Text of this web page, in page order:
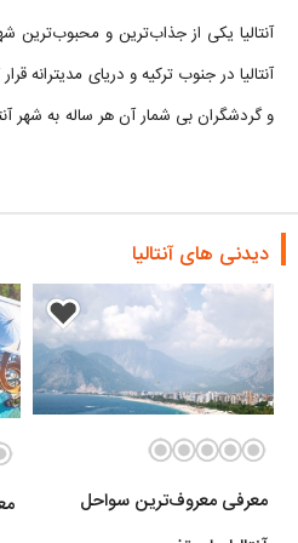
آنتالیا یکی از جذاب‌ترین و
آنتالیا در جنوب ترکیه و دریای مدیترانه
و گردشگران بی شمار آن هر ساله به شهر
مدیترانه‌اش شناخته می‌شود. آنتالیا
است. ولی زمستان‌های آنتالیا به دلیل
می‌رسد، دمای معتدل‌تری دارد. به همین
است که در فصل‌های گوناگون می‌توانید
ببرید.
شهر آنتالیا به سبب تاریخ کهنش دارای
نوعی قلب شهر مدرن کنونی به شمار
دیدنی های آنتالیا
معرفی معروف‌ترین سواحل